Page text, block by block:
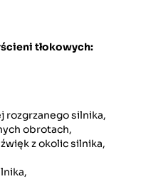
tłokowych:
rozgrzanego silnika,
obrotach,
z okolic silnika,